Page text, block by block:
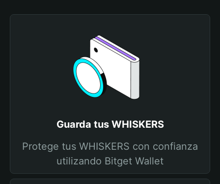
Guarda tus WHISKERS
Protege tus WHISKERS con confianza
utilizando Bitget Wallet